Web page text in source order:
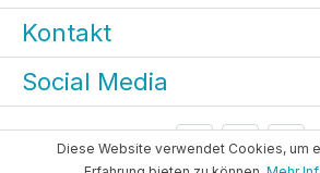
Kontakt
Social Media
Diese Website verwendet Cookies, um